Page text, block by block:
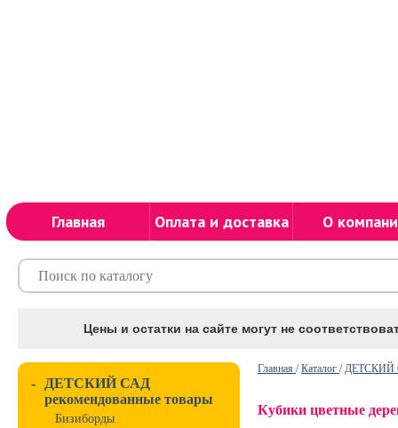
Главная Оплата и доставка О
Цены и остатки на сайте могут не
-
ДЕТСКИЙ САД
рекомендованные товары
Бизиборды
Главная /Каталог /ДЕТСКИЙ
Кубики цветные